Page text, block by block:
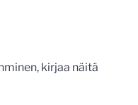
kirjaa näitä